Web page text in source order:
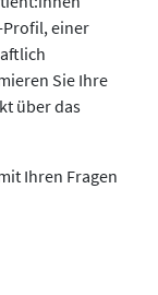
einer
Sie Ihre
über das
Ihren Fragen